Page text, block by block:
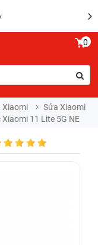
0
Xiaomi
Sửa Xiaomi
Xiaomi 11 Lite 5G NE